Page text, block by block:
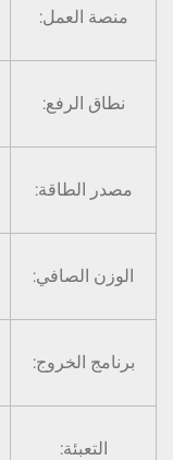
منصة العمل:
نطاق الرفع:
مصدر الطاقة:
الوزن الصافي:
برنامج الخروج:
التعبئة: